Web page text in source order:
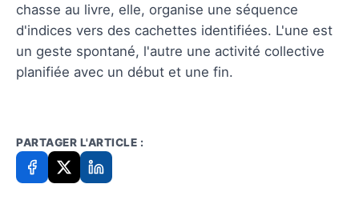
chasse au livre, elle, organise une séquence
d'indices vers des cachettes identifiées. L'une est
un geste spontané, l'autre une activité collective
planifiée avec un début et une fin.
PARTAGER L'ARTICLE :